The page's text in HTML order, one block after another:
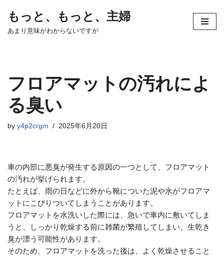
コ
へ
ス
キ
ッ
もっと、もっと、主婦
あまり意味がわからないですが
フロアマットの汚れによ
る臭い
by y4p2crgm 2025年6月20日
車の内部に悪臭が発生する原因の一つとして、フロアマット
の汚れが挙げられます。
たとえば、雨の日などに外から靴についた泥や水がフロアマ
ットにこびりついてしまうことがあります。
フロアマットを水洗いした際には、急いで車内に敷いてしま
うと、しっかり乾燥する前に雑菌が繁殖してしまい、生乾き
臭が漂う可能性があります。
そのため、フロアマットを洗った後は、よく乾燥させること